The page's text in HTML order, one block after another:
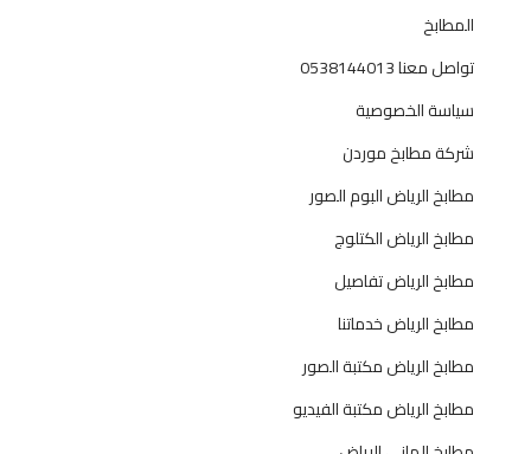
المطابخ
تواصل معنا 0538144013
سياسة الخصوصية
شركة مطابخ موردن
مطابخ الرياض البوم الصور
مطابخ الرياض الكتلوج
مطابخ الرياض تفاصيل
مطابخ الرياض خدماتنا
مطابخ الرياض مكتبة الصور
مطابخ الرياض مكتبة الفيديو